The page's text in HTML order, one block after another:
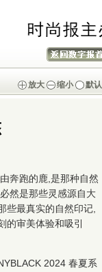
放大 缩小 默认
奔跑的鹿,是那种自然
然是那些灵感源自大
些最真实的自然印记,
审美体验和吸引
2024 春夏系